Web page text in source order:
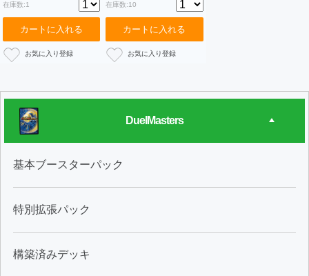
在庫数:1
カートに入れる
在庫数:10
カートに入れる
DuelMasters
基本ブースターパック
特別拡張パック
構築済みデッキ